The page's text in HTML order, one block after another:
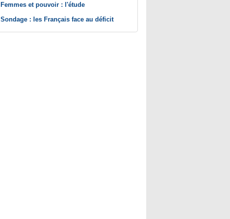
Femmes et pouvoir : l'étude
Sondage : les Français face au déficit